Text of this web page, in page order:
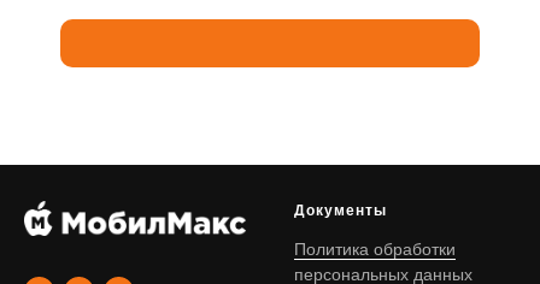
✔️Только оригинальная техника - новая и подержанная
✔️Trade-in - сдайте своё старое устройство и получите
Курьерская доставка по городу - в подарок🎁
Спасибо, что выбираете нас!🧡
📍Иваново, Палехская, 4
Документы
Политика обработки
персональных данных